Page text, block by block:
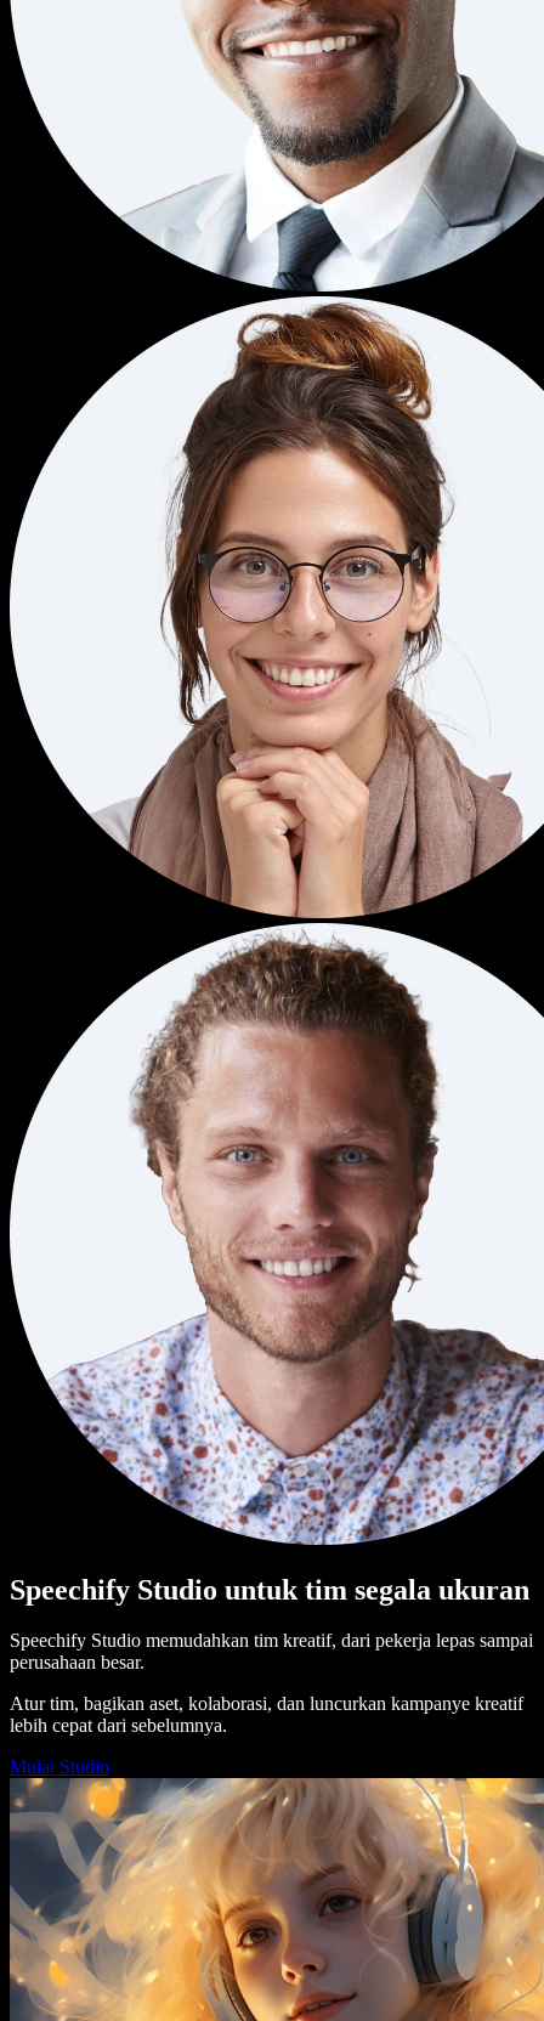
Speechify Studio untuk tim segala ukuran
Speechify Studio memudahkan tim kreatif, dari pekerja lepas sampai
perusahaan besar.
Atur tim, bagikan aset, kolaborasi, dan luncurkan kampanye kreatif
lebih cepat dari sebelumnya.
Mulai Studio